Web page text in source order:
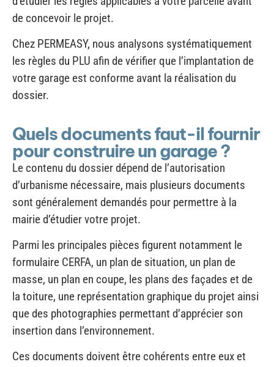
Chez PERMEASY, nous analysons systématiquement
les règles du PLU afin de vérifier que l’implantation de
votre garage est conforme avant la réalisation du
dossier.
Quels documents faut-il fournir
Le contenu du dossier dépend de l’autorisation
d’urbanisme nécessaire, mais plusieurs documents
sont généralement demandés pour permettre à la
mairie d’étudier votre projet.
Parmi les principales pièces figurent notamment le
formulaire CERFA, un plan de situation, un plan de
masse, un plan en coupe, les plans des façades et de
la toiture, une représentation graphique du projet ainsi
que des photographies permettant d’apprécier son
insertion dans l’environnement.
Ces documents doivent être cohérents entre eux et
instructeur de vérifier le respect des règles